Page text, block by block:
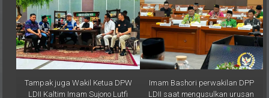
Tampak juga Wakil Ketua DPW
LDII Kaltim Imam Sujono Lutfi
(paling kanan). Foto: LINES
Imam Bashori perwakilan DPP
LDII saat mengusulkan urusan
haji pada satu kementerian